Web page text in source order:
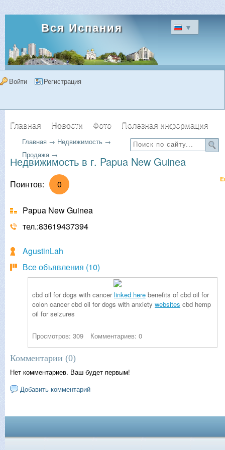
Вся Испания ▼
Войти Регистрация
Главная Новости Фото
Полезная информация
Форум
Объявления Недвижимость
Главная → Недвижимость →
Продажа→
Недвижимость в г. Papua New Guinea
Поинтов: 0
Papua New Guinea
тел.:83619437394
AgustinLah
Все объявления (10)
cbd oil for dogs with cancerlinked here benefits of cbd oil for
colon cancer cbd oil for dogs with anxiety websites cbd hemp
oil for seizures
Просмотров: 309 Комментариев: 0
Комментарии (0)
Нет комментариев. Ваш будет первым!
Добавить комментарий